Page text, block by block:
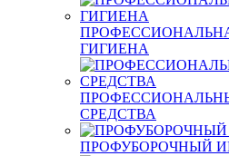
ГИГИЕНА
СРЕДСТВА
ПРОФУБОРОЧНЫЙ